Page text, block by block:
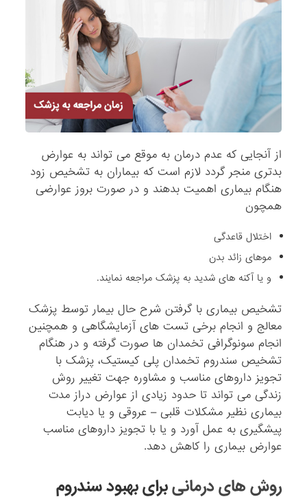
از آنجایی که عدم درمان به موقع می تواند به عوارض
بدتری منجر گردد لازم است که بیماران به تشخیص زود
هنگام بیماری اهمیت بدهند و در صورت بروز عوارضی
همچون
اختلال قاعدگی
موهای زائد بدن
و یا آکنه های شدید به پزشک مراجعه نمایند.
تشخیص بیماری با گرفتن شرح حال بیمار توسط پزشک
معالج و انجام برخی تست های آزمایشگاهی و همچنین
انجام سونوگرافی تخمدان ها صورت گرفته و در هنگام
تشخیص سندروم تخمدان پلی کیستیک، پزشک با
تجویز داروهای مناسب و مشاوره جهت تغییر روش
زندگی می تواند تا حدود زیادی از عوارض دراز مدت
بیماری نظیر مشکلات قلبی – عروقی و یا دیابت
پیشگیری به عمل آورد و یا با تجویز داروهای مناسب
عوارض بیماری را کاهش دهد.
روش های درمانیبرای بهبود سندروم